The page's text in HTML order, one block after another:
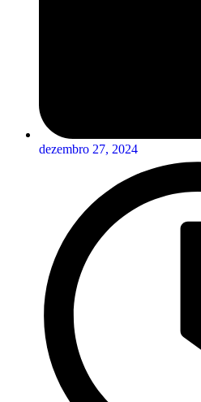
dezembro 27, 2024